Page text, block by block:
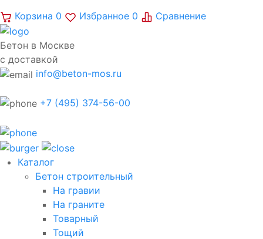
Корзина 0 Избранное 0 Сравнение
Бетон в Москве
с доставкой
info@beton-mos.ru
+7 (495) 374-56-00
Каталог
Бетон строительный
На гравии
На граните
Товарный
Тощий